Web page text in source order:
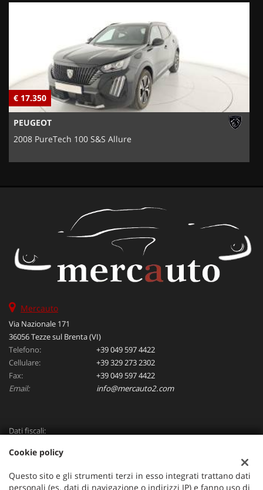
€ 17.350
PEUGEOT
2008 PureTech 100 S&S Allure
Mercauto
Via Nazionale 171
36056 Tezze sul Brenta (VI)
Telefono:
+39 049 597 4422
Cellulare:
+39 329 273 2302
Fax:
+39 049 597 4422
Email:
info@mercauto2.com
Dati fiscali:
Via Nazionale, 171 PD - 36056 Tezze sul Brenta
Registro delle imprese:PD
Cookie policy
Questo sito e gli strumenti terzi in esso integrati trattano dati
personali (es. dati di navigazione o indirizzi IP) e fanno uso di